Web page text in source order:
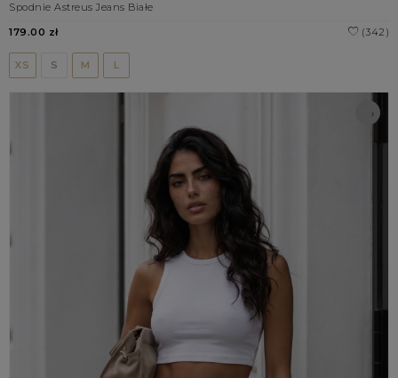
Spodnie Astreus Jeans Białe
(342)
179.00 zł
XS S M L